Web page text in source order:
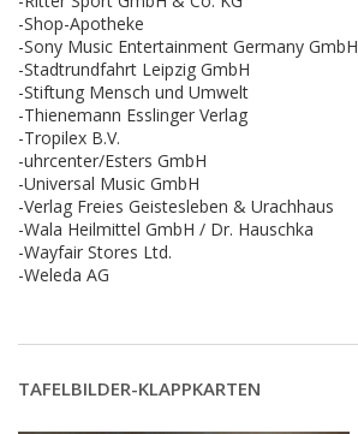
-Shop-Apotheke
-Sony Music Entertainment Germany GmbH
-Stadtrundfahrt Leipzig GmbH
-Stiftung Mensch und Umwelt
-Thienemann Esslinger Verlag
-Tropilex B.V.
-uhrcenter/Esters GmbH
-Universal Music GmbH
-Verlag Freies Geistesleben & Urachhaus
-Wala Heilmittel GmbH / Dr. Hauschka
-Wayfair Stores Ltd.
-Weleda AG
TAFELBILDER-KLAPPKARTEN